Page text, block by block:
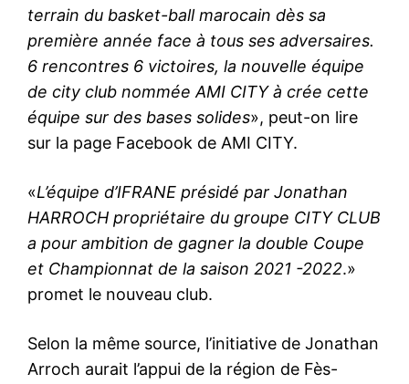
terrain du basket-ball marocain dès sa
première année face à tous ses adversaires.
6 rencontres 6 victoires, la nouvelle équipe
de city club nommée AMI CITY à crée cette
équipe sur des bases solides», peut-on lire
sur la page Facebook de AMI CITY.
«L’équipe d’IFRANE présidé par Jonathan
HARROCH propriétaire du groupe CITY CLUB
a pour ambition de gagner la double Coupe
et Championnat de la saison 2021 -2022.»
promet le nouveau club.
Selon la même source, l’initiative de Jonathan
Arroch aurait l’appui de la région de Fès-